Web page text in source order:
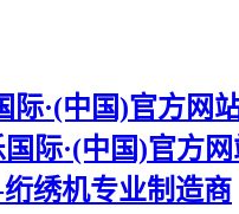
际·(中国)官方网